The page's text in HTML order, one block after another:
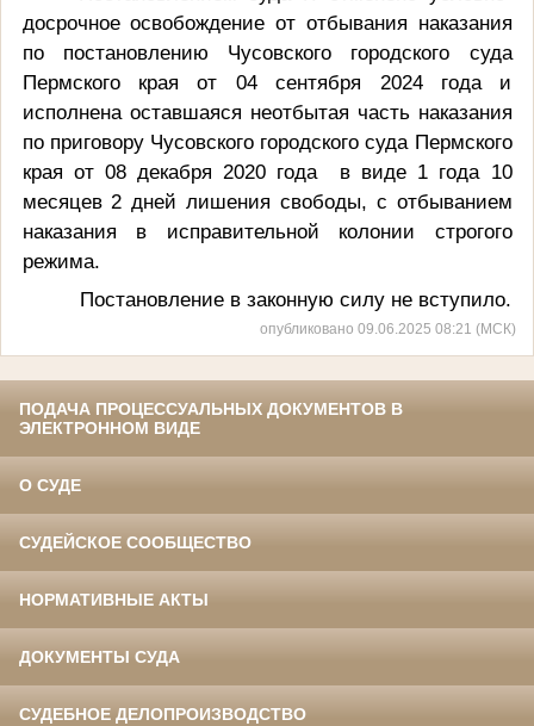
досрочное освобождение от отбывания наказания
по постановлению Чусовского городского суда
Пермского края от 04 сентября 2024 года и
исполнена оставшаяся неотбытая часть наказания
по приговору Чусовского городского суда Пермского
края от 08 декабря 2020 года
в виде 1 года 10
месяцев 2 дней лишения свободы, с отбыванием
наказания в исправительной колонии строгого
режима.
Постановление в законную силу не вступило.
опубликовано 09.06.2025 08:21 (МСК)
ПОДАЧА ПРОЦЕССУАЛЬНЫХ ДОКУМЕНТОВ В
ЭЛЕКТРОННОМ ВИДЕ
О СУДЕ
СУДЕЙСКОЕ СООБЩЕСТВО
НОРМАТИВНЫЕ АКТЫ
ДОКУМЕНТЫ СУДА
СУДЕБНОЕ ДЕЛОПРОИЗВОДСТВО